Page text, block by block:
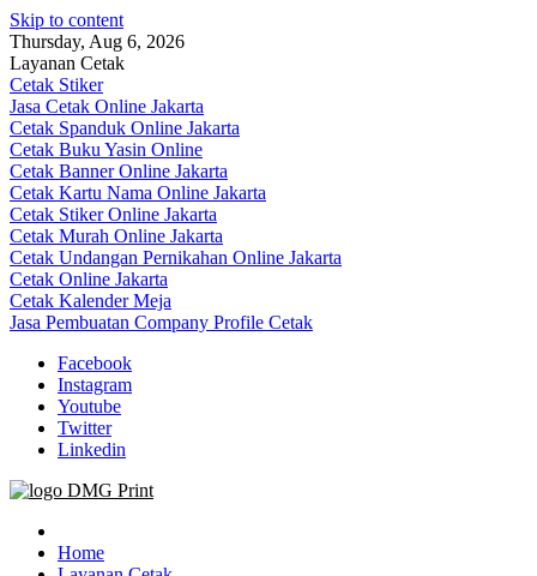
Skip to content
Thursday, Aug 6, 2026
Layanan Cetak
Cetak Stiker
Jasa Cetak Online Jakarta
Cetak Spanduk Online Jakarta
Cetak Buku Yasin Online
Cetak Banner Online Jakarta
Cetak Kartu Nama Online Jakarta
Cetak Stiker Online Jakarta
Cetak Murah Online Jakarta
Cetak Undangan Pernikahan Online Jakarta
Cetak Online Jakarta
Cetak Kalender Meja
Jasa Pembuatan Company Profile Cetak
Facebook
Instagram
Youtube
Twitter
Linkedin
Jasa Cetak Online DMG Printing
Home